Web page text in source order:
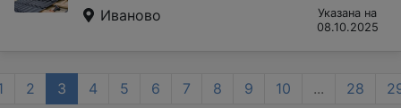
Иваново
Указана на
08.10.2025
2 3 4 5 6 7 8 9 10 ... 28